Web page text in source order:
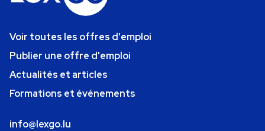
Voir toutes les offres d'emploi
Publier une offre d'emploi
Actualités et articles
Formations et événements
info@lexgo.lu